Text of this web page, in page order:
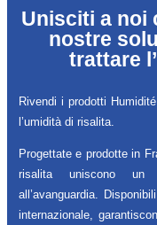
Unisciti a noi
nostre
trattare
Rivendi i prodotti
l’umidità di risalita.
Progettate e prodotte in
risalita uniscono un
all’avanguardia.
internazionale,